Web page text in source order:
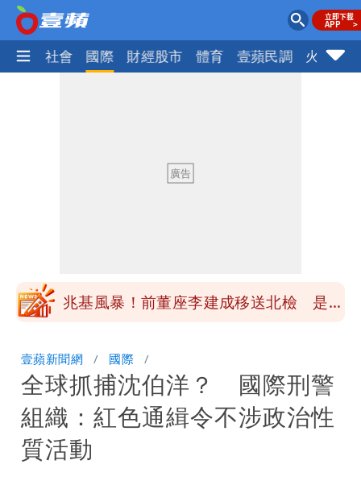
政治 社會 國際 財經股市 體育 壹蘋民調 火線話
很多謹慎判斷當時未被理解
陳時中給沈伯洋「3個建議」：別因選市
中哪來勇氣要別人道歉
兆基風暴！前董座李建成移送北檢 是否
很多謹慎判斷當時未被理解
陳時中給沈伯洋「3個建議」：別因選市
長變猙獰，否則就跟對手一樣
壹蘋新聞網 國際
全球抓捕沈伯洋？ 國際刑警
組織：紅色通緝令不涉政治性
質活動